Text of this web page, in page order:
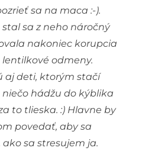
sa na maca :-).
stal sa z neho náročný
nakoniec korupcia
odmeny.
aj deti, ktorým stačí
niečo hádžu do kýblika
to tlieska. :) Hlavne by
povedať, aby sa
sa stresujem ja.